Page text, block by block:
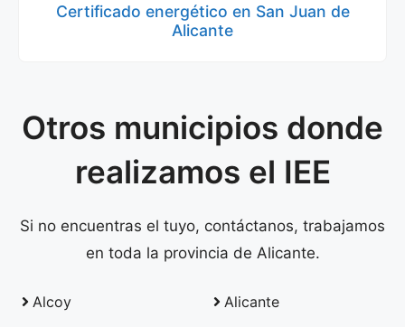
Certificado energético en San Juan de
Alicante
Otros municipios donde
realizamos el IEE
Si no encuentras el tuyo, contáctanos, trabajamos
en toda la provincia de Alicante.
Alcoy
Alicante